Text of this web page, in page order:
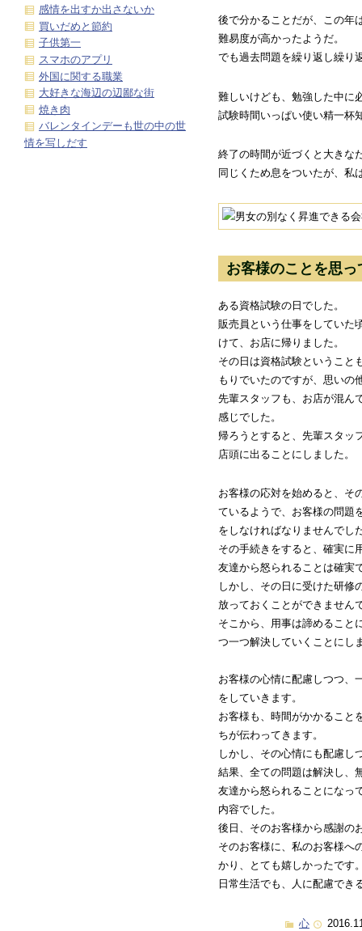
後で分かることだが、この年
難易度が高かったようだ。
でも過去問題を繰り返し繰り
難しいけども、勉強した中に
試験時間いっぱい使い精一杯
終了の時間が近づくと大きな
同じくため息をついたが、私
お客様のことを思っ
ある資格試験の日でした。
販売員という仕事をしていた
けて、お店に帰りました。
その日は資格試験ということ
もりでいたのですが、思いの
先輩スタッフも、お店が混ん
感じでした。
帰ろうとすると、先輩スタッ
店頭に出ることにしました。
お客様の応対を始めると、そ
ているようで、お客様の問題
をしなければなりませんでし
その手続きをすると、確実に
友達から怒られることは確実
しかし、その日に受けた研修
放っておくことができません
そこから、用事は諦めること
つ一つ解決していくことにし
お客様の心情に配慮しつつ、
をしていきます。
お客様も、時間がかかること
ちが伝わってきます。
しかし、その心情にも配慮し
結果、全ての問題は解決し、
友達から怒られることになっ
内容でした。
後日、そのお客様から感謝の
そのお客様に、私のお客様へ
かり、とても嬉しかったです
日常生活でも、人に配慮でき
心
感情を出すか出さないか
買いだめと節約
子供第一
スマホのアプリ
外国に関する職業
大好きな海辺の辺鄙な街
焼き肉
バレンタインデーも世の中の世
情を写しだす